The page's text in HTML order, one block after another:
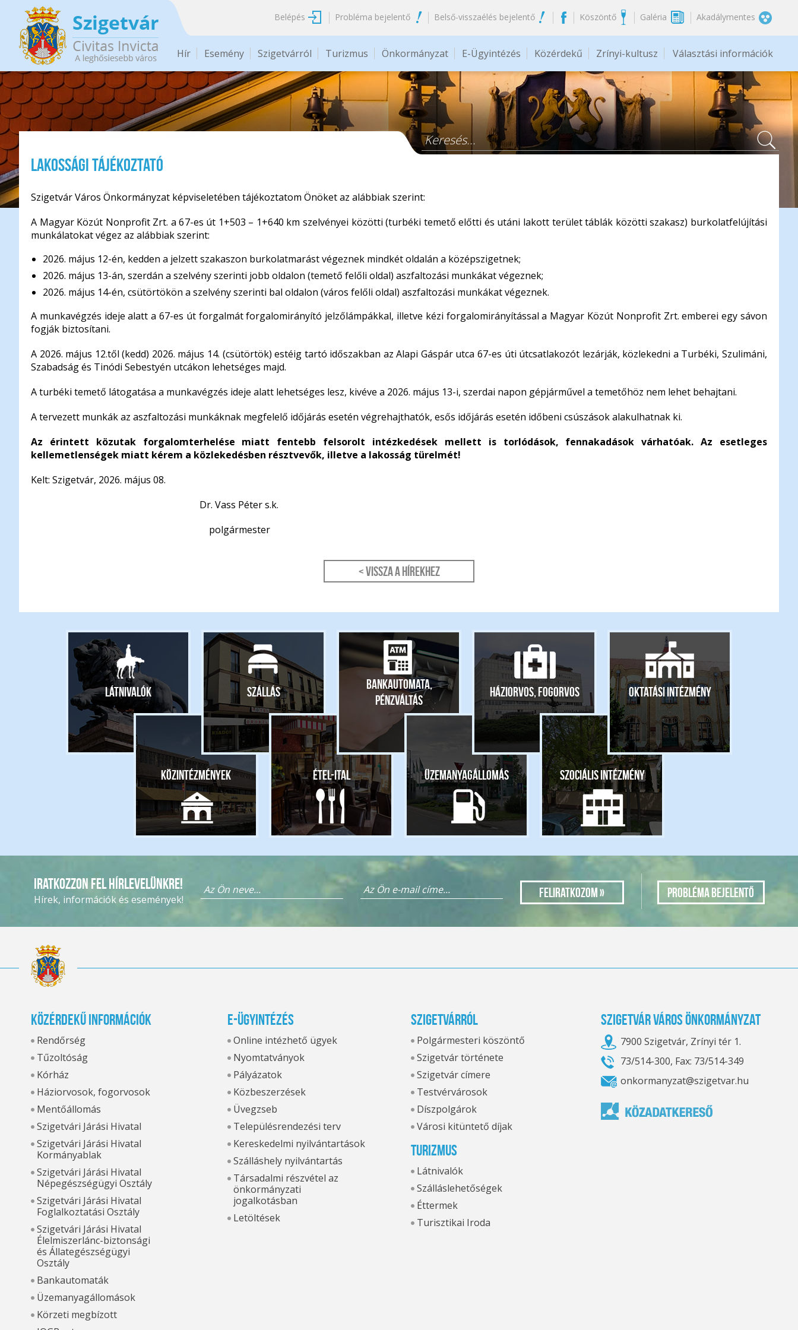
Ugrás a tartalomra
Belépés Probléma bejelentő Belső-visszaélés bejelentő Köszöntő Galéria Akadálymentes
Hír Esemény Szigetvárról Turizmus Önkormányzat E-Ügyintézés Közérdekű Zrínyi-kultusz Választási információk
Keresés űrlap
LAKOSSÁGI TÁJÉKOZTATÓ
Szigetvár Város Önkormányzat képviseletében tájékoztatom Önöket az alábbiak szerint:
A Magyar Közút Nonprofit Zrt. a 67-es út 1+503 – 1+640 km szelvényei közötti (turbéki temető előtti és utáni lakott terület táblák közötti szakasz) burkolatfelújítási
munkálatokat végez az alábbiak szerint:
2026. május 12-én, kedden a jelzett szakaszon burkolatmarást végeznek mindkét oldalán a középszigetnek;
2026. május 13-án, szerdán a szelvény szerinti jobb oldalon (temető felőli oldal) aszfaltozási munkákat végeznek;
2026. május 14-én, csütörtökön a szelvény szerinti bal oldalon (város felőli oldal) aszfaltozási munkákat végeznek.
A munkavégzés ideje alatt a 67-es út forgalmát forgalomirányító jelzőlámpákkal, illetve kézi forgalomirányítással a Magyar Közút Nonprofit Zrt. emberei egy sávon
fogják biztosítani.
A 2026. május 12.től (kedd) 2026. május 14. (csütörtök) estéig tartó időszakban az Alapi Gáspár utca 67-es úti útcsatlakozót lezárják, közlekedni a Turbéki, Szulimáni,
Szabadság és Tinódi Sebestyén utcákon lehetséges majd.
A turbéki temető látogatása a munkavégzés ideje alatt lehetséges lesz, kivéve a 2026. május 13-i, szerdai napon gépjárművel a temetőhöz nem lehet behajtani.
A tervezett munkák az aszfaltozási munkáknak megfelelő időjárás esetén végrehajthatók, esős időjárás esetén időbeni csúszások alakulhatnak ki.
Az érintett közutak forgalomterhelése miatt fentebb felsorolt intézkedések mellett is torlódások, fennakadások várhatóak. Az esetleges
kellemetlenségek miatt kérem a közlekedésben résztvevők, illetve a lakosság türelmét!
Kelt: Szigetvár, 2026. május 08.
Dr. Vass Péter s.k.
polgármester
< Vissza a hírekhez
Látnivalók
Közintézmények
Szállás
Étel-ital
Bankautomata,
pénzváltás
Üzemanyagállomás
Háziorvos, fogorvos
Szociális intézmény
Oktatási intézmény
Iratkozzon fel hírlevelünkre!
Hírek, információk és események! Probléma bejelentő
Közérdekű információk
Rendőrség
Tűzoltóság
Kórház
Háziorvosok, fogorvosok
Mentőállomás
Szigetvári Járási Hivatal
Szigetvári Járási Hivatal
Kormányablak
Szigetvári Járási Hivatal
Népegészségügyi Osztály
Szigetvári Járási Hivatal
Foglalkoztatási Osztály
Szigetvári Járási Hivatal
Élelmiszerlánc-biztonsági
és Állategészségügyi
Osztály
Bankautomaták
Üzemanyagállomások
Körzeti megbízott
E-ügyintézés
Online intézhető ügyek
Nyomtatványok
Pályázatok
Közbeszerzések
Üvegzseb
Településrendezési terv
Kereskedelmi nyilvántartások
Szálláshely nyilvántartás
Társadalmi részvétel az
önkormányzati
jogalkotásban
Letöltések
Szigetvárról
Polgármesteri köszöntő
Szigetvár története
Szigetvár címere
Testvérvárosok
Díszpolgárok
Városi kitüntető díjak
Turizmus
Látnivalók
Szálláslehetőségek
Éttermek
Turisztikai Iroda
Szigetvár Város Önkormányzat
7900 Szigetvár, Zrínyi tér 1.
73/514-300, Fax: 73/514-349
onkormanyzat@szigetvar.hu